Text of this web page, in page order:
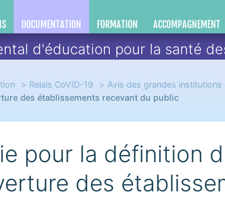
d'éducation pour la santé
DOCUMENTATION FORMATION ACCOMPAGNEMENT
Relais CoVID-19 Avis des grandes institutions
des établissements recevant du public
pour la définition
des